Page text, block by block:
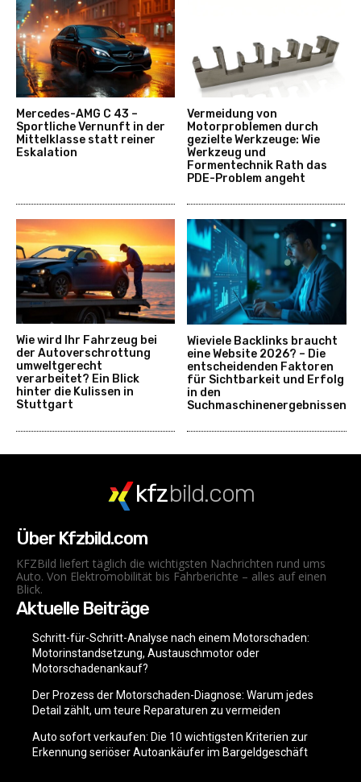
Mercedes-AMG C 43 –
Sportliche Vernunft in der
Mittelklasse statt reiner
Eskalation
Vermeidung von
Motorproblemen durch
gezielte Werkzeuge: Wie
Werkzeug und
Formentechnik Rath das
PDE-Problem angeht
Wie wird Ihr Fahrzeug bei
der Autoverschrottung
umweltgerecht
verarbeitet? Ein Blick
hinter die Kulissen in
Stuttgart
Wieviele Backlinks braucht
eine Website 2026? – Die
entscheidenden Faktoren
für Sichtbarkeit und Erfolg
in den
Suchmaschinenergebnissen
kfzbild.com
Über Kfzbild.com
KFZBild liefert täglich die wichtigsten Nachrichten rund ums
Auto. Von Elektromobilität bis Fahrberichte – alles auf einen
Blick.
Aktuelle Beiträge
Schritt-für-Schritt-Analyse nach einem Motorschaden:
Motorinstandsetzung, Austauschmotor oder
Motorschadenankauf?
Der Prozess der Motorschaden-Diagnose: Warum jedes
Detail zählt, um teure Reparaturen zu vermeiden
Auto sofort verkaufen: Die 10 wichtigsten Kriterien zur
Erkennung seriöser Autoankäufer im Bargeldgeschäft